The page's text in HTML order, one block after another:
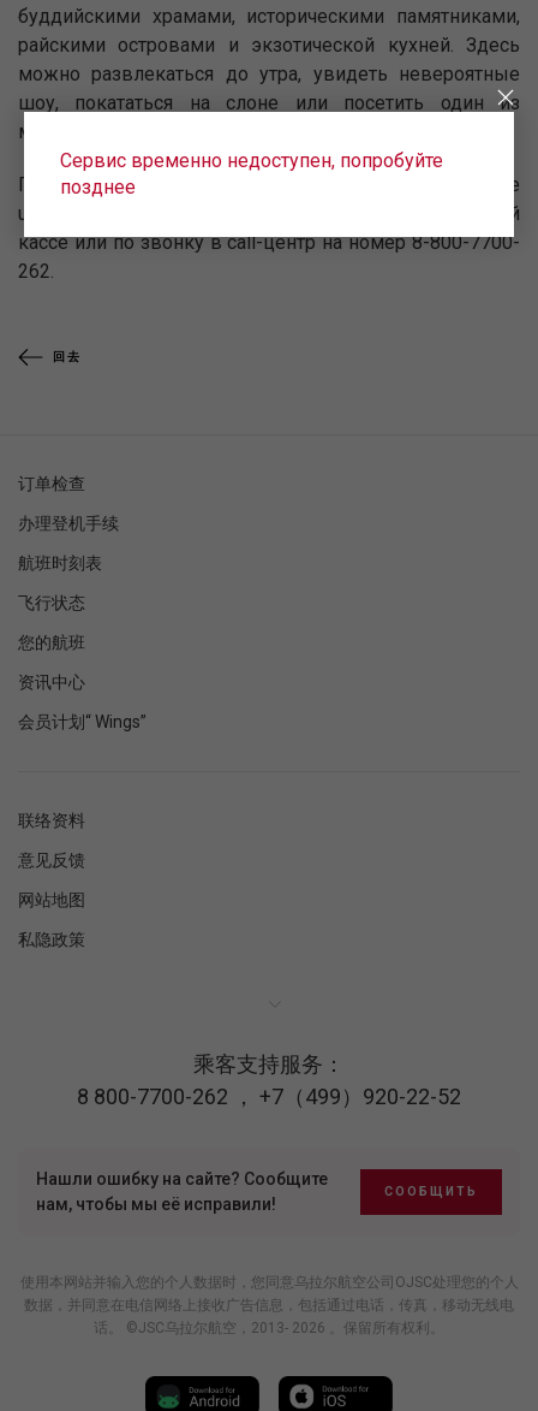
буддийскими храмами, историческими памятниками,
райскими островами и экзотической кухней. Здесь
можно развлекаться до утра, увидеть невероятные
шоу, покататься на слоне или посетить один из
множества массажных салонов.
Приобрести авиабилеты можно на сайте
uralairlines.com, в мобильном приложении, в любой
кассе или по звонку в call-центр на номер 8-800-7700-
262.
回去
Сервис временно недоступен, попробуйте
позднее
订单检查
办理登机手续
航班时刻表
飞行状态
您的航班
资讯中心
会员计划“ Wings”
联络资料
意见反馈
网站地图
私隐政策
乘客支持服务：
8 800-7700-262 ， +7（499）920-22-52
Нашли ошибку на сайте? Сообщите
нам, чтобы мы её исправили!
СООБЩИТЬ
使用本网站并输入您的个人数据时，您同意乌拉尔航空公司OJSC处理您的个人
数据，并同意在电信网络上接收广告信息，包括通过电话，传真，移动无线电
话。 ©JSC乌拉尔航空，2013- 2026 。保留所有权利。